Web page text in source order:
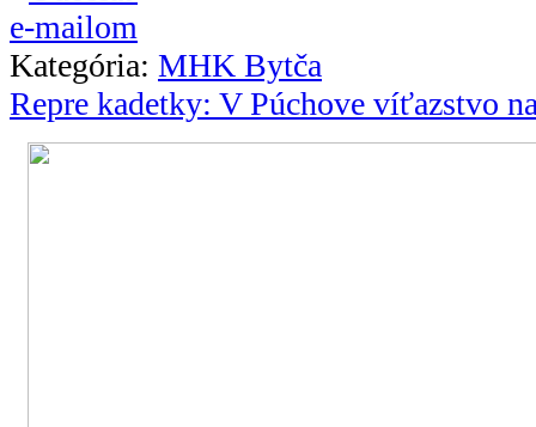
Kategória: MHK Bytča
Repre kadetky: V Púchove víťazstvo